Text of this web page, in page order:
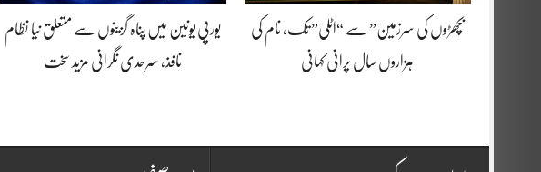
بچھڑوں کی سرزمین” سے “اٹلی” تک، نام کی
ہزاروں سال پرانی کہانی
یورپی یونین میں پناہ گزینوں سے متعلق نیا نظام
نافذ، سرحدی نگرانی مزید سخت